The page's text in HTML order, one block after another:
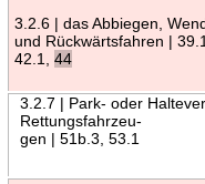
3.2.6 | das Abbiegen,
und Rückwärtsfahren |
42.1, 44
3.2.7 | Park- oder
Rettungsfahrzeu-
gen | 51b.3, 53.1